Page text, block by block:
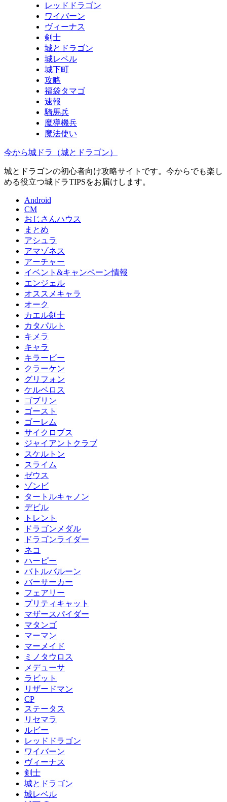
レッドドラゴン
ワイバーン
ヴィーナス
剣士
城とドラゴン
城レベル
城下町
攻略
福袋タマゴ
速報
騎馬兵
魔導機兵
魔法使い
今から城ドラ（城とドラゴン）
城とドラゴンの初心者向け攻略サイトです。今からでも楽し
める役立つ城ドラTIPSをお届けします。
Android
CM
おじさんハウス
まとめ
アシュラ
アマゾネス
アーチャー
イベント&キャンペーン情報
エンジェル
オススメキャラ
オーク
カエル剣士
カタパルト
キメラ
キャラ
キラービー
クラーケン
グリフォン
ケルベロス
ゴブリン
ゴースト
ゴーレム
サイクロプス
ジャイアントクラブ
スケルトン
スライム
ゼウス
ゾンビ
タートルキャノン
デビル
トレント
ドラゴンメダル
ドラゴンライダー
ネコ
ハーピー
バトルバルーン
バーサーカー
フェアリー
プリティキャット
マザースパイダー
マタンゴ
マーマン
マーメイド
ミノタウロス
メデューサ
ラビット
リザードマン
CP
ステータス
リセマラ
ルビー
レッドドラゴン
ワイバーン
ヴィーナス
剣士
城とドラゴン
城レベル